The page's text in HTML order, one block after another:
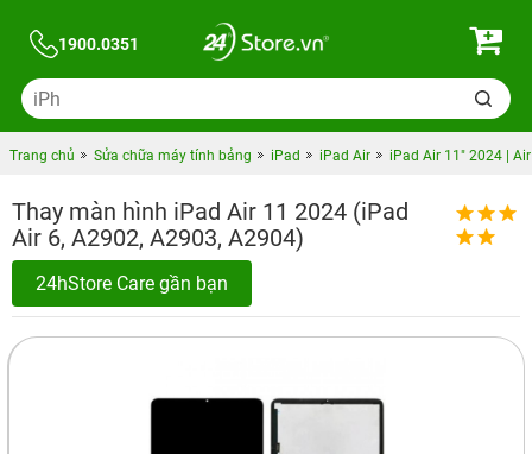
1900.0351
Trang chủ Sửa chữa máy tính bảng iPad iPad Air iPad Air 11" 2024 |
Thay màn hình iPad Air 11 2024 (iPad
Air 6, A2902, A2903, A2904)
24hStore Care gần bạn